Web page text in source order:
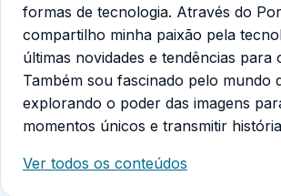
formas de tecnologia. Através do
compartilho minha paixão pela
últimas novidades e tendências para
Também sou fascinado pelo mundo
explorando o poder das imagens
momentos únicos e transmitir
Ver todos os conteúdos